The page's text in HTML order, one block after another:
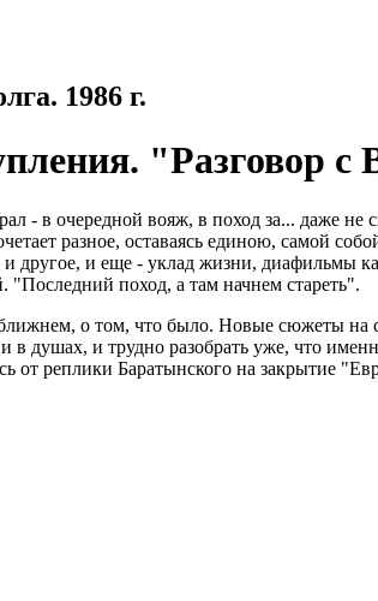
1986 г.
"Разговор с
- в очередной вояж, в поход за... даже
разное, оставаясь единою, самой
другое, и еще - уклад жизни, диафильмы
"Последний поход, а там начнем стареть".
о том, что было. Новые сюжеты на
в душах, и трудно разобрать уже, что
от реплики Баратынского на закрытие